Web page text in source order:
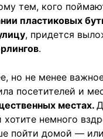
тем, кого
пластиковых
, придется
.
но не менее
посетителей и
местах.
хотите немного
пойти домой —